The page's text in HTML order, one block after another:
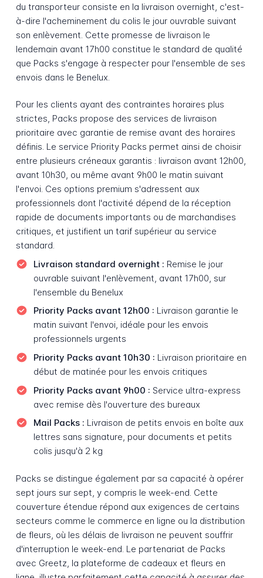
du transporteur consiste en la livraison overnight, c'est-
à-dire l'acheminement du colis le jour ouvrable suivant
son enlèvement. Cette promesse de livraison le
lendemain avant 17h00 constitue le standard de qualité
que Packs s'engage à respecter pour l'ensemble de ses
envois dans le Benelux.
Pour les clients ayant des contraintes horaires plus
strictes, Packs propose des services de livraison
prioritaire avec garantie de remise avant des horaires
définis. Le service Priority Packs permet ainsi de choisir
entre plusieurs créneaux garantis : livraison avant 12h00,
avant 10h30, ou même avant 9h00 le matin suivant
l'envoi. Ces options premium s'adressent aux
professionnels dont l'activité dépend de la réception
rapide de documents importants ou de marchandises
critiques, et justifient un tarif supérieur au service
standard.
Livraison standard overnight : Remise le jour
ouvrable suivant l'enlèvement, avant 17h00, sur
l'ensemble du Benelux
Priority Packs avant 12h00 : Livraison garantie le
matin suivant l'envoi, idéale pour les envois
professionnels urgents
Priority Packs avant 10h30 : Livraison prioritaire en
début de matinée pour les envois critiques
Priority Packs avant 9h00 : Service ultra-express
avec remise dès l'ouverture des bureaux
Mail Packs : Livraison de petits envois en boîte aux
lettres sans signature, pour documents et petits
colis jusqu'à 2 kg
Packs se distingue également par sa capacité à opérer
sept jours sur sept, y compris le week-end. Cette
couverture étendue répond aux exigences de certains
secteurs comme le commerce en ligne ou la distribution
de fleurs, où les délais de livraison ne peuvent souffrir
d'interruption le week-end. Le partenariat de Packs
avec Greetz, la plateforme de cadeaux et fleurs en